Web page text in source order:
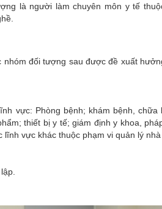
là người làm chuyên môn y tế
đối tượng sau được đề xuất
vực: Phòng bệnh; khám bệnh, chữa
thiết bị y tế; giám định y khoa,
vực khác thuộc phạm vi quản lý